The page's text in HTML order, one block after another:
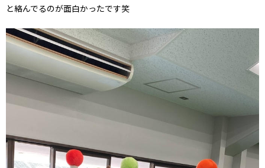
と絡んでるのが面白かったです笑